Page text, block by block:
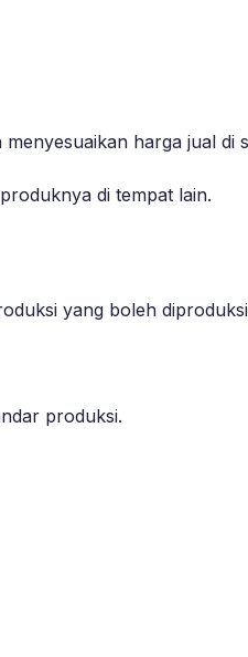
harga jual di
di tempat lain.
yang boleh
produksi.